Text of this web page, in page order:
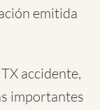
emitida
accidente,
importantes